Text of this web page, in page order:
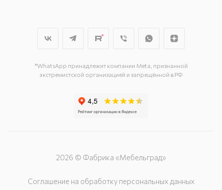
*WhatsApp принадлежит компании Meta, признанной
экстремистской организацией и запрещённой в РФ
2026 © Фабрика «Мебельград»
Соглашение на обработку персональных данных